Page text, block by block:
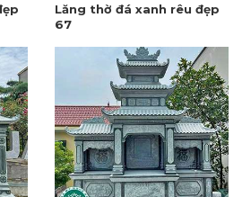
Lăng thờ đá xanh rêu đẹp
67